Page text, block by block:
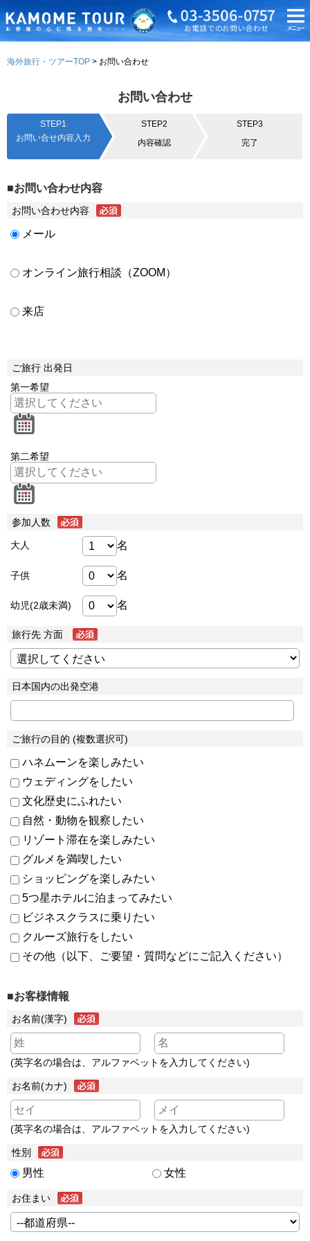
海外旅行・ツアーTOP お問い合わせ
お問い合わせ
STEP1
お問い合せ内容入力
STEP2
内容確認
STEP3
完了
■お問い合わせ内容
お問い合わせ内容
メール
オンライン旅行相談（ZOOM）
来店
ご旅行 出発日
第一希望
第二希望
参加人数
大人 名
子供 名
幼児(2歳未満) 名
旅行先 方面
日本国内の出発空港
ご旅行の目的 (複数選択可)
ハネムーンを楽しみたい
ウェディングをしたい
文化歴史にふれたい
自然・動物を観察したい
リゾート滞在を楽しみたい
グルメを満喫したい
ショッピングを楽しみたい
5つ星ホテルに泊まってみたい
ビジネスクラスに乗りたい
クルーズ旅行をしたい
その他（以下、ご要望・質問などにご記入ください）
■お客様情報
お名前(漢字)
(英字名の場合は、アルファベットを入力してください)
お名前(カナ)
(英字名の場合は、アルファベットを入力してください)
性別
男性 女性
お住まい